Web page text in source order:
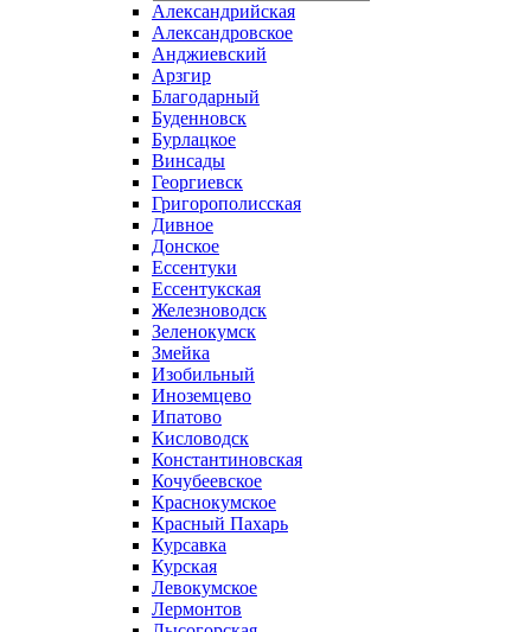
Александрийская
Александровское
Анджиевский
Арзгир
Благодарный
Буденновск
Бурлацкое
Винсады
Георгиевск
Григорополисская
Дивное
Донское
Ессентуки
Ессентукская
Железноводск
Зеленокумск
Змейка
Изобильный
Иноземцево
Ипатово
Кисловодск
Константиновская
Кочубеевское
Краснокумское
Красный Пахарь
Курсавка
Курская
Левокумское
Лермонтов